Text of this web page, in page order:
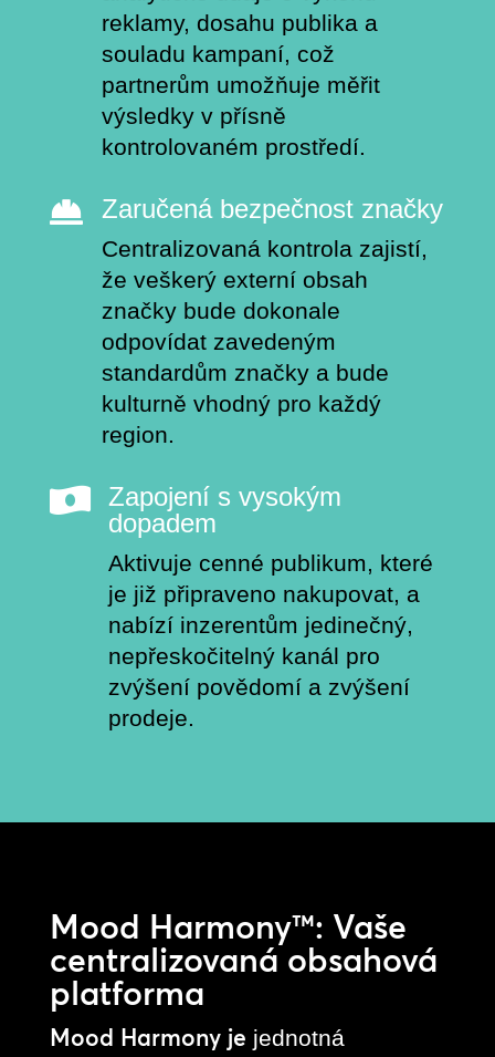
reklamy, dosahu publika a
souladu kampaní, což
partnerům umožňuje měřit
výsledky v přísně
kontrolovaném prostředí.
 Zaručená bezpečnost značky
Centralizovaná kontrola zajistí,
že veškerý externí obsah
značky bude dokonale
odpovídat zavedeným
standardům značky a bude
kulturně vhodný pro každý
region.

Zapojení s vysokým
dopadem
Aktivuje cenné publikum, které
je již připraveno nakupovat, a
nabízí inzerentům jedinečný,
nepřeskočitelný kanál pro
zvýšení povědomí a zvýšení
prodeje.
Mood Harmony™: Vaše
centralizovaná obsahová
platforma
Mood Harmony je jednotná